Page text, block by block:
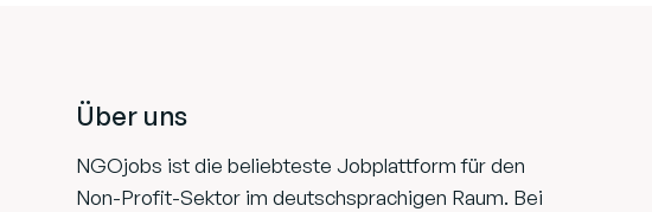
Über uns
NGOjobs ist die beliebteste Jobplattform für den
Non-Profit-Sektor im deutschsprachigen Raum. Bei